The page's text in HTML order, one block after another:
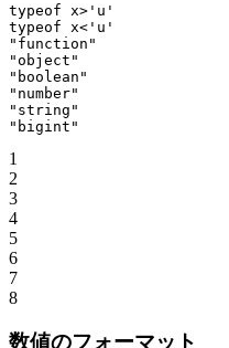
typeof x> 'u'
typeof x< 'u'
"function"
"object"
"boolean"
"number"
"string"
"bigint"
1
2
3
4
5
6
7
8
数値のフォーマット